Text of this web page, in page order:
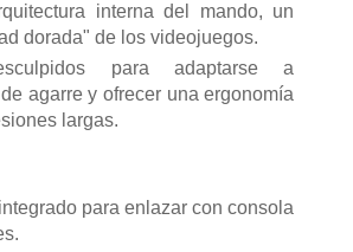
interna del mando, un
dorada" de los videojuegos.
para adaptarse a
agarre y ofrecer una ergonomía
largas.
para enlazar con consola